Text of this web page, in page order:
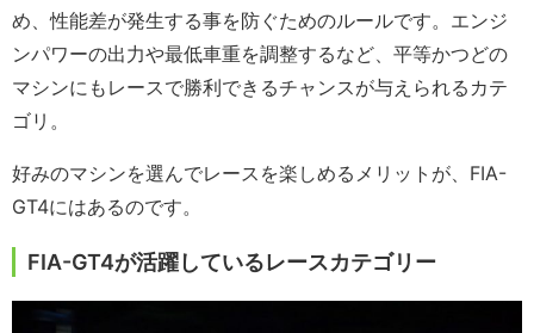
め、性能差が発生する事を防ぐためのルールです。エンジ
ンパワーの出力や最低車重を調整するなど、平等かつどの
マシンにもレースで勝利できるチャンスが与えられるカテ
ゴリ。
好みのマシンを選んでレースを楽しめるメリットが、FIA-
GT4にはあるのです。
FIA-GT4が活躍しているレースカテゴリー